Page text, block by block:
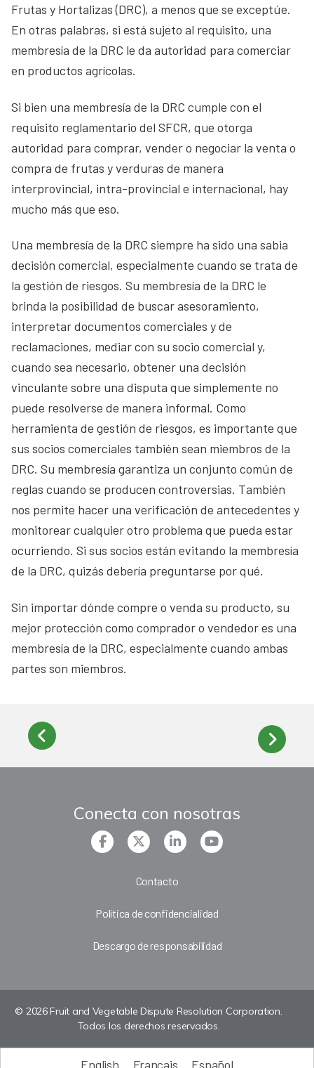
Frutas y Hortalizas (DRC), a menos que se exceptúe.
En otras palabras, si está sujeto al requisito, una
membresía de la DRC le da autoridad para comerciar
en productos agrícolas.
Si bien una membresía de la DRC cumple con el
requisito reglamentario del SFCR, que otorga
autoridad para comprar, vender o negociar la venta o
compra de frutas y verduras de manera
interprovincial, intra-provincial e internacional, hay
mucho más que eso.
Una membresía de la DRC siempre ha sido una sabia
decisión comercial, especialmente cuando se trata de
la gestión de riesgos. Su membresía de la DRC le
brinda la posibilidad de buscar asesoramiento,
interpretar documentos comerciales y de
reclamaciones, mediar con su socio comercial y,
cuando sea necesario, obtener una decisión
vinculante sobre una disputa que simplemente no
puede resolverse de manera informal. Como
herramienta de gestión de riesgos, es importante que
sus socios comerciales también sean miembros de la
DRC. Su membresía garantiza un conjunto común de
reglas cuando se producen controversias. También
nos permite hacer una verificación de antecedentes y
monitorear cualquier otro problema que pueda estar
ocurriendo. Si sus socios están evitando la membresía
de la DRC, quizás debería preguntarse por qué.
Sin importar dónde compre o venda su producto, su
mejor protección como comprador o vendedor es una
membresía de la DRC, especialmente cuando ambas
partes son miembros.
Conecta con nosotras
Contacto
Política de confidencialidad
Descargo de responsabilidad
© 2026 Fruit and Vegetable Dispute Resolution Corporation.
Todos los derechos reservados.
English Français Español